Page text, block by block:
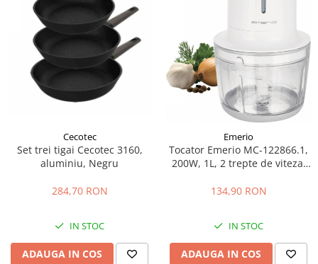
Cecotec
Set trei tigai Cecotec 3160,
aluminiu, Negru
284,70 RON
IN STOC
ADAUGA IN COS
Emerio
Tocator Emerio MC-122866.1,
200W, 1L, 2 trepte de viteza,
134,90 RON
IN STOC
ADAUGA IN COS